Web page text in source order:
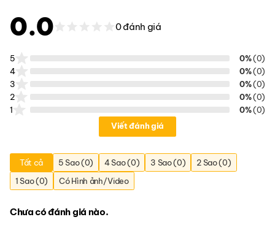
Mặt nghiêng của túi đeo chéo CT5 màu Shadow Grey
0.0 0 đánh giá
5 0%(0)
4
0%(0)
3
0%(0)
2
0%(0)
1
0%(0)
Viết đánh giá
Tất cả 5 Sao (0) 4 Sao (0) 3 Sao (0)
2 Sao (0)
1 Sao (0)
Có Hình ảnh/Video
Chưa có đánh giá nào.